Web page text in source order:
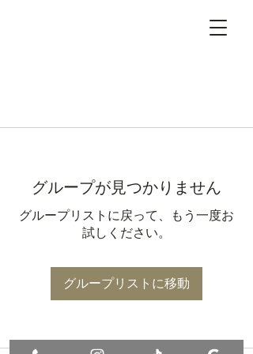
グループが見つかりません
グループリストに戻って、もう一度お
試しください。
グループリストに移動